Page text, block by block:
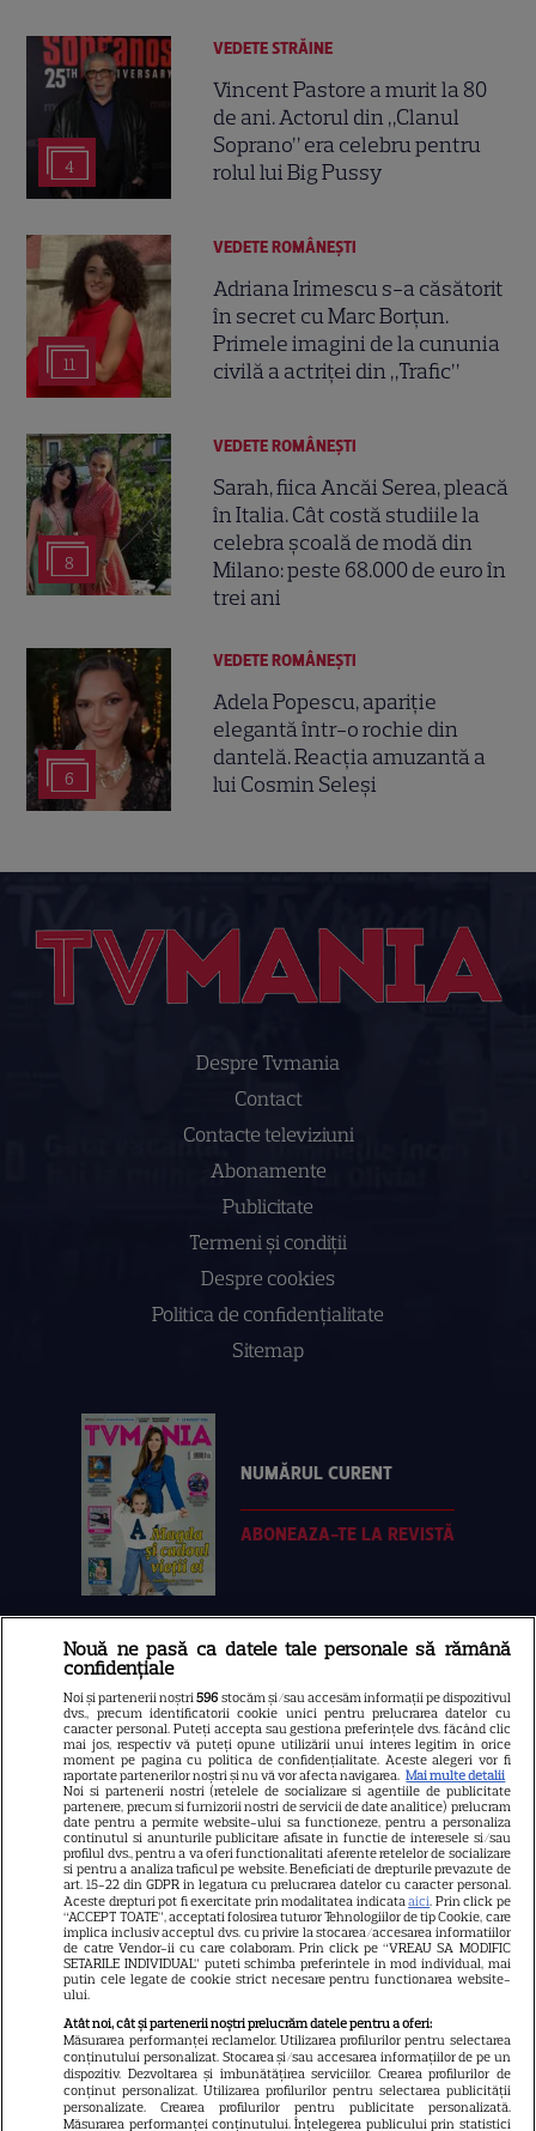
4
VEDETE STRĂINE
Vincent Pastore a murit la 80
de ani. Actorul din „Clanul
Soprano” era celebru pentru
rolul lui Big Pussy
11
VEDETE ROMÂNEŞTI
Adriana Irimescu s-a căsătorit
în secret cu Marc Borțun.
Primele imagini de la cununia
civilă a actriței din „Trafic”
8
VEDETE ROMÂNEŞTI
Sarah, fiica Ancăi Serea, pleacă
în Italia. Cât costă studiile la
celebra școală de modă din
Milano: peste 68.000 de euro în
trei ani
6
VEDETE ROMÂNEŞTI
Adela Popescu, apariție
elegantă într-o rochie din
dantelă. Reacția amuzantă a
lui Cosmin Seleși
Despre Tvmania
Contact
Contacte televiziuni
Abonamente
Publicitate
Termeni și condiții
Despre cookies
Politica de confidenţialitate
Sitemap
NUMĂRUL CURENT
ABONEAZA-TE LA REVISTĂ
Libertatea
Libertatea pentru femei
GSP
Știri mondene
Avantaje
Elle
Unica
Retete practice
URMĂREȘTE-NE PE
Copyright2026Ringier Romania – Toate Drepturile rezervate
Nouă ne pasă ca datele tale personale să rămână
confidențiale
Noi și partenerii noștri596 stocăm și/sau accesăm informații pe dispozitivul
dvs., precum identificatorii cookie unici pentru prelucrarea datelor cu
caracter personal. Puteți accepta sau gestiona preferințele dvs. făcând clic
mai jos, respectiv vă puteți opune utilizării unui interes legitim în orice
moment pe pagina cu politica de confidențialitate. Aceste alegeri vor fi
raportate partenerilor noștri și nu vă vor afecta navigarea. Mai multe detalii
Noi si partenerii nostri (retelele de socializare si agentiile de publicitate
partenere, precum si furnizorii nostri de servicii de date analitice) prelucram
date pentru a permite website-ului sa functioneze, pentru a personaliza
continutul si anunturile publicitare afisate in functie de interesele si/sau
profilul dvs., pentru a va oferi functionalitati aferente retelelor de socializare
si pentru a analiza traficul pe website. Beneficiati de drepturile prevazute de
art. 15-22 din GDPR in legatura cu prelucrarea datelor cu caracter personal.
Aceste drepturi pot fi exercitate prin modalitatea indicataaici. Prin click pe
“ACCEPT TOATE”, acceptati folosirea tuturor Tehnologiilor de tip Cookie, care
implica inclusiv acceptul dvs. cu privire la stocarea/accesarea informatiilor
de catre Vendor-ii cu care colaboram. Prin click pe “VREAU SA MODIFIC
SETARILE INDIVIDUAL” puteti schimba preferintele in mod individual, mai
putin cele legate de cookie strict necesare pentru functionarea website-
ului.
Atât noi, cât și partenerii noștri prelucrăm datele pentru a oferi:
Măsurarea performanței reclamelor. Utilizarea profilurilor pentru selectarea
conținutului personalizat. Stocarea și/sau accesarea informațiilor de pe un
dispozitiv. Dezvoltarea și îmbunătățirea serviciilor. Crearea profilurilor de
conținut personalizat. Utilizarea profilurilor pentru selectarea publicității
personalizate. Crearea profilurilor pentru publicitate personalizată.
Măsurarea performanței conținutului. Înțelegerea publicului prin statistici